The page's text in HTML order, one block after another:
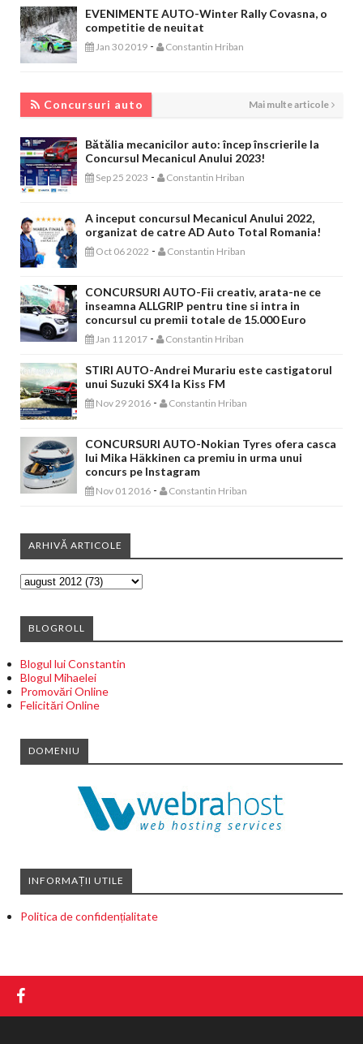
EVENIMENTE AUTO-Winter Rally Covasna, o
competitie de neuitat
Jan 30 2019 - Constantin Hriban
Concursuri auto Mai multe articole
Bătălia mecanicilor auto: încep înscrierile la
Concursul Mecanicul Anului 2023!
Sep 25 2023 - Constantin Hriban
A inceput concursul Mecanicul Anului 2022,
organizat de catre AD Auto Total Romania!
Oct 06 2022 - Constantin Hriban
CONCURSURI AUTO-Fii creativ, arata-ne ce
inseamna ALLGRIP pentru tine si intra in
concursul cu premii totale de 15.000 Euro
Jan 11 2017 - Constantin Hriban
STIRI AUTO-Andrei Murariu este castigatorul
unui Suzuki SX4 la Kiss FM
Nov 29 2016 - Constantin Hriban
CONCURSURI AUTO-Nokian Tyres ofera casca
lui Mika Häkkinen ca premiu in urma unui
concurs pe Instagram
Nov 01 2016 - Constantin Hriban
ARHIVĂ ARTICOLE
BLOGROLL
Blogul lui Constantin
Blogul Mihaelei
Promovări Online
Felicitări Online
DOMENIU
INFORMAȚII UTILE
Politica de confidențialitate